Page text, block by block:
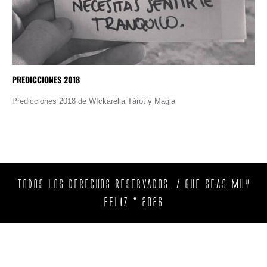
PREDICCIONES 2018
Predicciones 2018 de WIckarelia Tárot y Magia
TODOS LOS DERECHOS RESERVADOS. / QUE SEAS MUY
FELIZ © 2026